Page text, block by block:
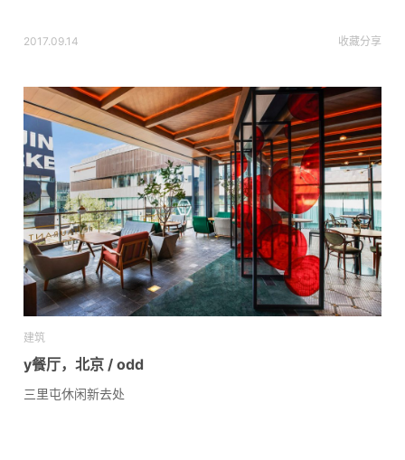
2017.09.14 收藏分享
建筑
y餐厅，北京 / odd
三里屯休闲新去处